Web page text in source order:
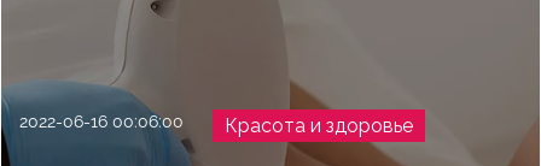
2022-06-16 00:06:00 Красота и здоровье